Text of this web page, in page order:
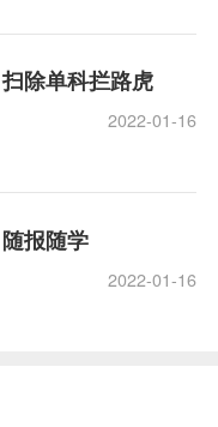
除单科拦路虎
2022-01-16
报随学
2022-01-16